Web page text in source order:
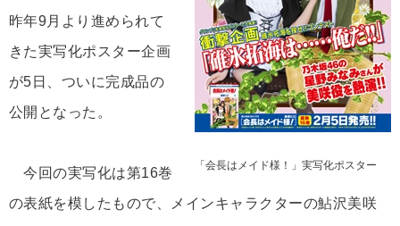
「会長はメイド様！」実写化ポスター
昨年9月より進められて
きた実写化ポスター企画
が5日、ついに完成品の
公開となった。
今回の実写化は第16巻
の表紙を模したもので、メインキャラクターの鮎沢美咲